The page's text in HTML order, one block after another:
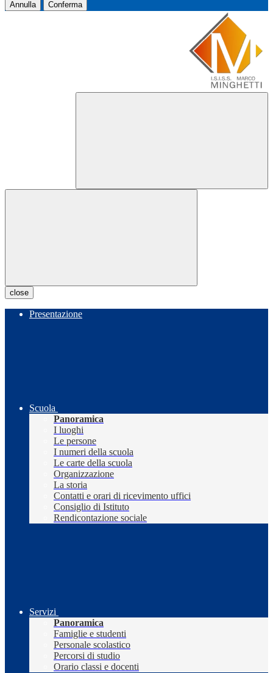
Annulla Conferma
close
Presentazione
Scuola
Panoramica
I luoghi
Le persone
I numeri della scuola
Le carte della scuola
Organizzazione
La storia
Contatti e orari di ricevimento uffici
Consiglio di Istituto
Rendicontazione sociale
Servizi
Panoramica
Famiglie e studenti
Personale scolastico
Percorsi di studio
Orario classi e docenti